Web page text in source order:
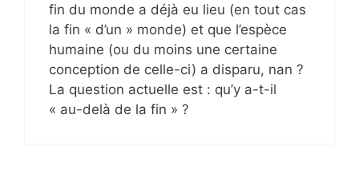
fin du monde a déjà eu lieu (en tout cas
la fin « d’un » monde) et que l’espèce
humaine (ou du moins une certaine
conception de celle-ci) a disparu, nan ?
La question actuelle est : qu’y a-t-il
« au-delà de la fin » ?